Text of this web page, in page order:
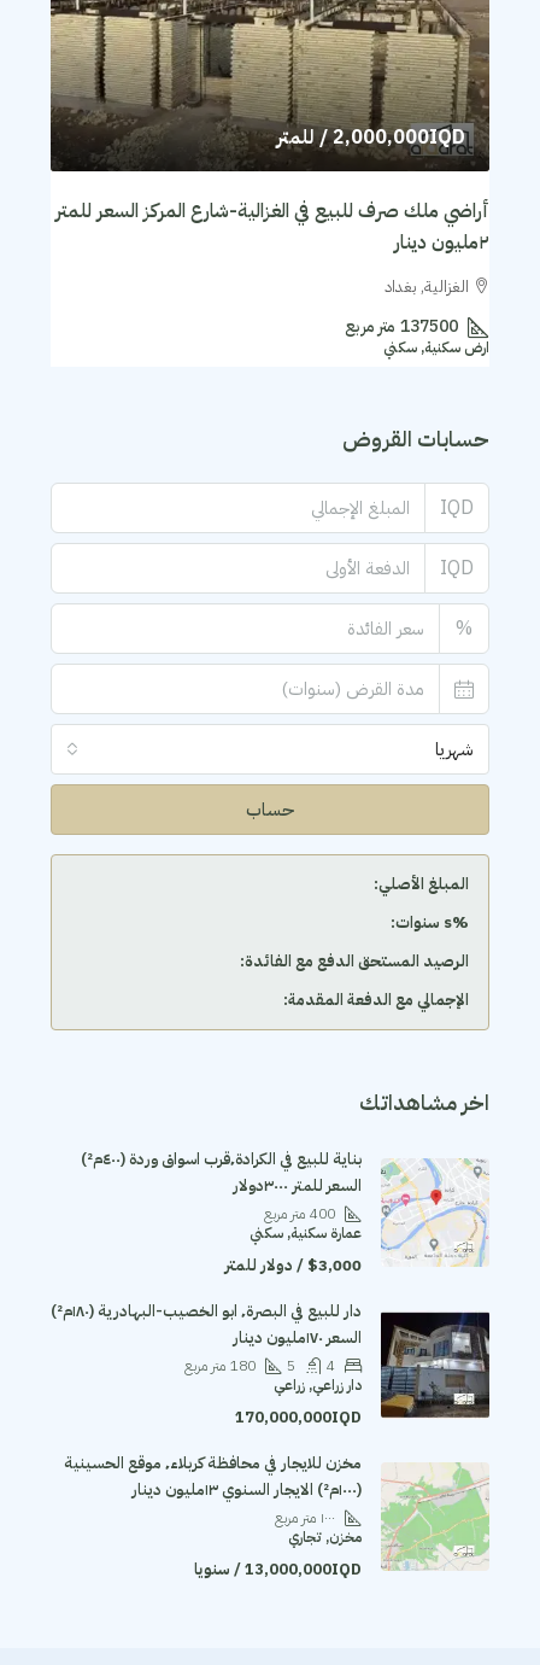
2,000,000IQD/ للمتر
أراضي ملك صرف للبيع في الغزالية-شارع المركز السعر للمتر
٢مليون دينار
الغزالية, بغداد
137500 متر مربع
ارض سكنية, سكني
حسابات القروض
IQD
IQD
%
شهريا
حساب
المبلغ الأصلي:
‫%s سنوات:
الرصيد المستحق الدفع مع الفائدة:
الإجمالي مع الدفعة المقدمة:
اخر مشاهداتك
بناية للبيع في الكرادة٬قرب اسواق وردة (٤٠٠م²)
السعر للمتر ٣٠٠٠دولار
400 متر مربع
عمارة سكنية, سكني
$3,000 / دولار للمتر
دار للبيع في البصرة٬ ابو الخصيب-البهادرية (١٨٠م²)
السعر ١٧٠مليون دينار
4
5
180 متر مربع
دار زراعي, زراعي
170,000,000IQD
مخزن للايجار في محافظة كربلاء٬ موقع الحسينية
(١٠٠٠م²) الايجار السنوي ١٣مليون دينار
١٠٠٠ متر مربع
مخزن, تجاري
13,000,000IQD / سنويا